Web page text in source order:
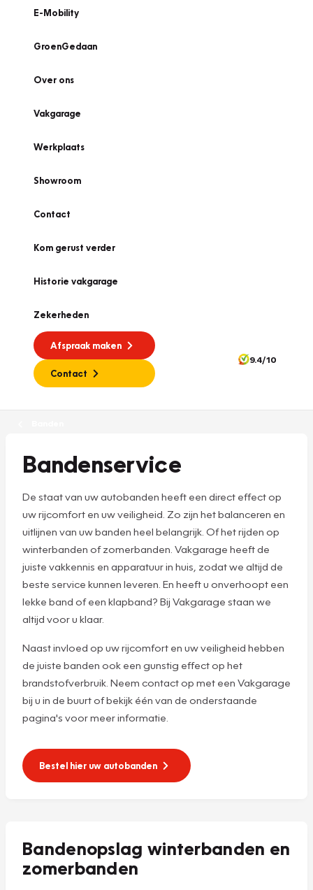
E-Mobility
GroenGedaan
Over ons
Vakgarage
Werkplaats
Showroom
Contact
Kom gerust verder
Historie vakgarage
Zekerheden
Afspraak maken
Contact
9.4/10
Bandenservice
De staat van uw autobanden heeft een direct effect op
uw rijcomfort en uw veiligheid. Zo zijn het balanceren en
uitlijnen van uw banden heel belangrijk. Of het rijden op
winterbanden of zomerbanden. Vakgarage heeft de
juiste vakkennis en apparatuur in huis, zodat we altijd de
beste service kunnen leveren. En heeft u onverhoopt een
lekke band of een klapband? Bij Vakgarage staan we
altijd voor u klaar.
Naast invloed op uw rijcomfort en uw veiligheid hebben
de juiste banden ook een gunstig effect op het
brandstofverbruik. Neem contact op met een Vakgarage
bij u in de buurt of bekijk één van de onderstaande
pagina's voor meer informatie.
Bestel hier uw autobanden
Bandenopslag winterbanden en
zomerbanden